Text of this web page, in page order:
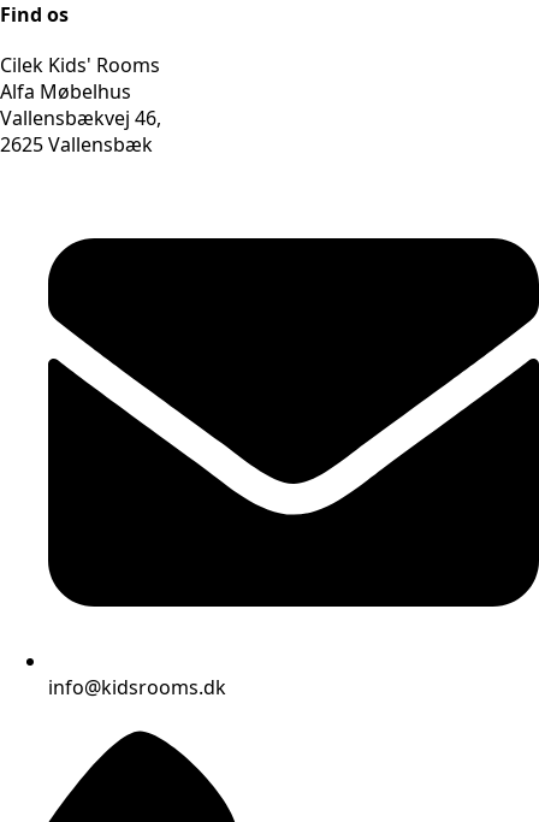
Find os
Cilek Kids' Rooms
Alfa Møbelhus
Vallensbækvej 46,
2625 Vallensbæk
info@kidsrooms.dk